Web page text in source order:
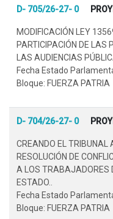
D- 705/26-27- 0
MODIFICACIÓN LEY
PARTICIPACIÓN DE LAS
LAS AUDIENCIAS
Fecha Estado
Bloque: FUERZA PATRIA
D- 704/26-27- 0
CREANDO EL
RESOLUCIÓN DE
A LOS TRABAJADORES
ESTADO..
Fecha Estado
Bloque: FUERZA PATRIA